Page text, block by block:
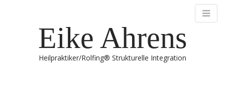
Eike Ahrens
Heilpraktiker/Rolfing® Strukturelle Integration